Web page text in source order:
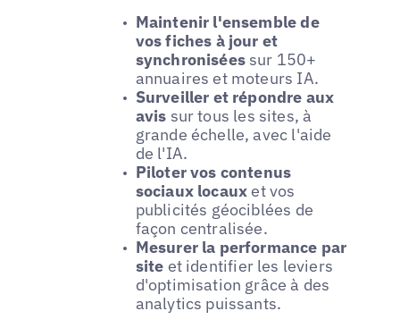
Maintenir l'ensemble de
vos fiches à jour et
synchroniséessur 150+
annuaires et moteurs IA.
Surveiller et répondre aux
avis sur tous les sites, à
grande échelle, avec l'aide
de l'IA.
Piloter vos contenus
sociaux locaux et vos
publicités géociblées de
façon centralisée.
Mesurer la performance par
site et identifier les leviers
d'optimisation grâce à des
analytics puissants.